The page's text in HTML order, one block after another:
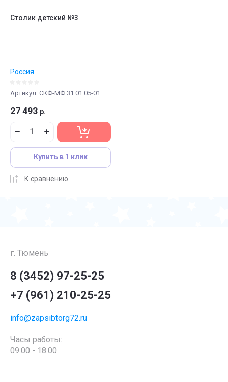
Столик детский №3
Россия
Артикул: СКФ-МФ 31.01.05-01
27 493 р.
Купить в 1 клик
К сравнению
г. Тюмень
8 (3452) 97-25-25
+7 (961) 210-25-25
info@zapsibtorg72.ru
Часы работы:
09:00 - 18:00